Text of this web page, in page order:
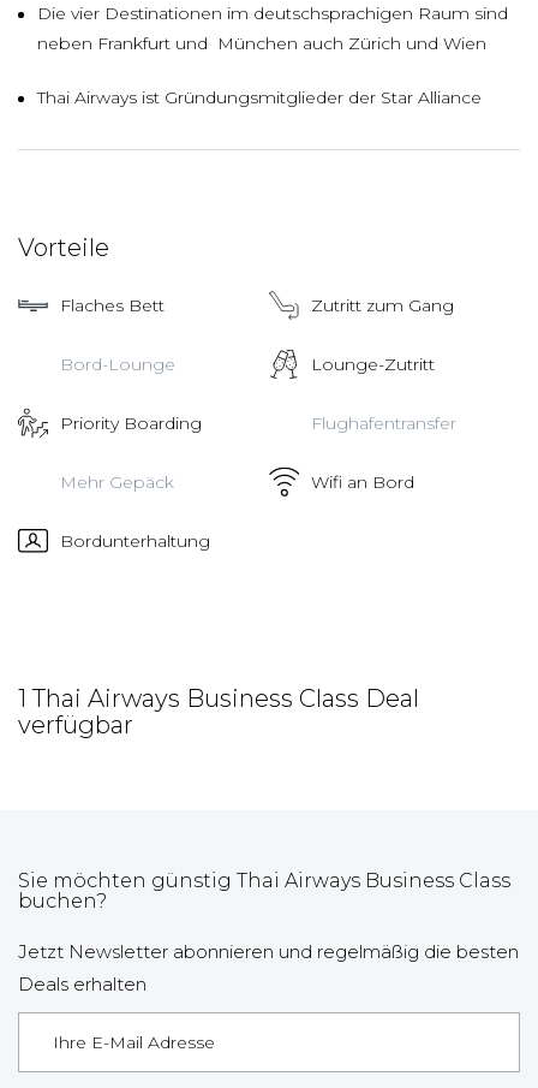
Die vier Destinationen im deutschsprachigen Raum sind
neben Frankfurt und München auch Zürich und Wien
Thai Airways ist Gründungsmitglieder der Star Alliance
Vorteile
Flaches Bett Zutritt zum Gang
Bord-Lounge Lounge-Zutritt
Priority Boarding Flughafentransfer
Mehr Gepäck Wifi an Bord
Bordunterhaltung
1 Thai Airways Business Class Deal
verfügbar
Sie möchten günstig Thai Airways Business Class
buchen?
Jetzt Newsletter abonnieren und regelmäßig die besten
Deals erhalten